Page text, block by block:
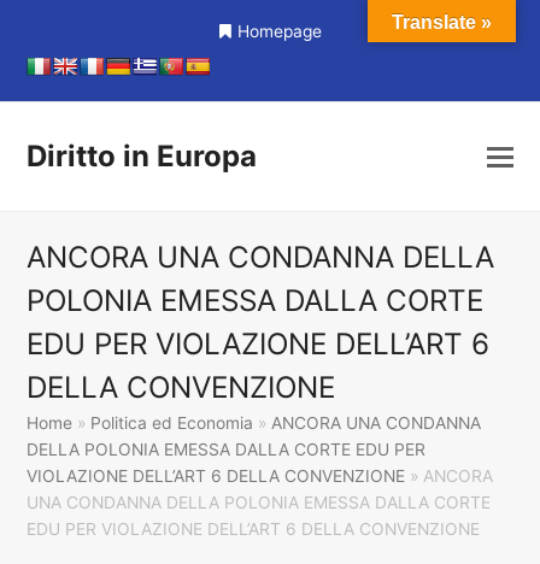
Homepage
Diritto in Europa
ANCORA UNA CONDANNA DELLA
POLONIA EMESSA DALLA CORTE
EDU PER VIOLAZIONE DELL’ART 6
DELLA CONVENZIONE
Home » Politica ed Economia » ANCORA UNA CONDANNA
DELLA POLONIA EMESSA DALLA CORTE EDU PER
VIOLAZIONE DELL’ART 6 DELLA CONVENZIONE » ANCORA
UNA CONDANNA DELLA POLONIA EMESSA DALLA CORTE
EDU PER VIOLAZIONE DELL’ART 6 DELLA CONVENZIONE
Translate »